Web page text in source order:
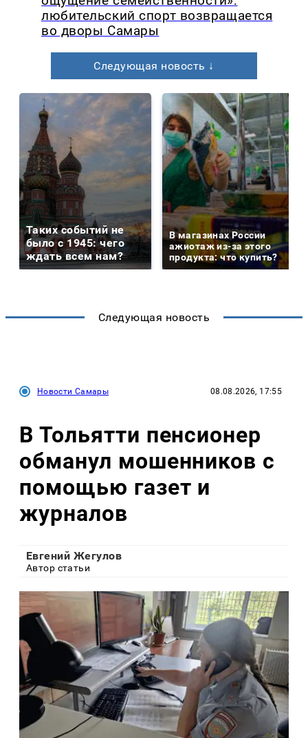
любительский спорт возвращается
во дворы Самары
Следующая новость ↓
Таких событий не
было с 1945: чего
ждать всем нам?
В магазинах России
ажиотаж из-за этого
продукта: что купить?
Следующая новость
Новости Самары 08.08.2026, 17:55
В Тольятти пенсионер
обманул мошенников с
помощью газет и
журналов
Евгений Жегулов
Автор статьи